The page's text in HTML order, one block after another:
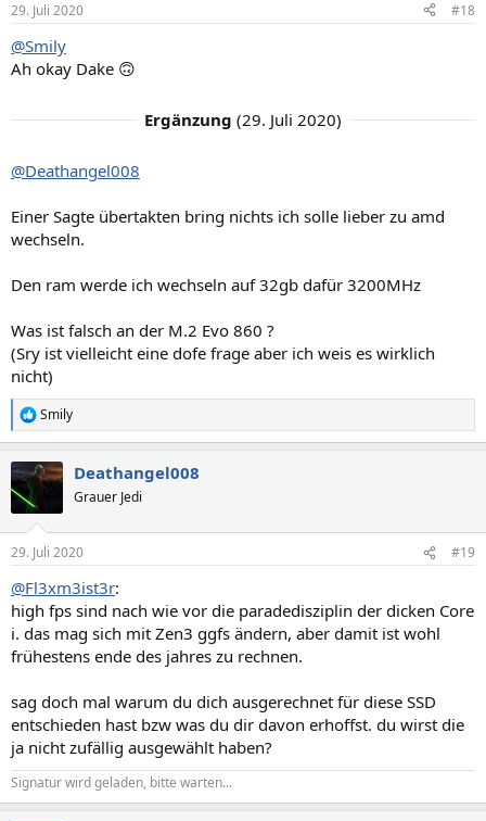
29. Juli 2020 #18
@Smily
Ah okay Dake 🙃
Ergänzung (29. Juli 2020)
@Deathangel008
Einer Sagte übertakten bring nichts ich solle lieber zu amd
wechseln.
Den ram werde ich wechseln auf 32gb dafür 3200MHz
Was ist falsch an der M.2 Evo 860 ?
(Sry ist vielleicht eine dofe frage aber ich weis es wirklich
nicht)
R
e
k
t
e
:
Smily
Deathangel008
Grauer Jedi
29. Juli 2020 #19
@Fl3xm3ist3r:
high fps sind nach wie vor die paradedisziplin der dicken Core
i. das mag sich mit Zen3 ggfs ändern, aber damit ist wohl
frühestens ende des jahres zu rechnen.
sag doch mal warum du dich ausgerechnet für diese SSD
entschieden hast bzw was du dir davon erhoffst. du wirst die
ja nicht zufällig ausgewählt haben?
Signatur wird geladen, bitte warten...